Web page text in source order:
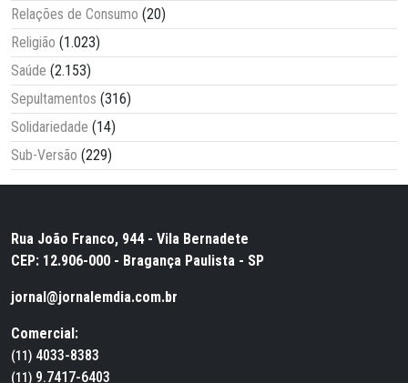
Relações de Consumo (20)
Religião (1.023)
Saúde (2.153)
Sepultamentos (316)
Solidariedade (14)
Sub-Versão (229)
Rua João Franco, 944 - Vila Bernadete
CEP: 12.906-000 - Bragança Paulista - SP
jornal@jornalemdia.com.br
Comercial:
(11) 4033-8383
(11) 9.7417-6403